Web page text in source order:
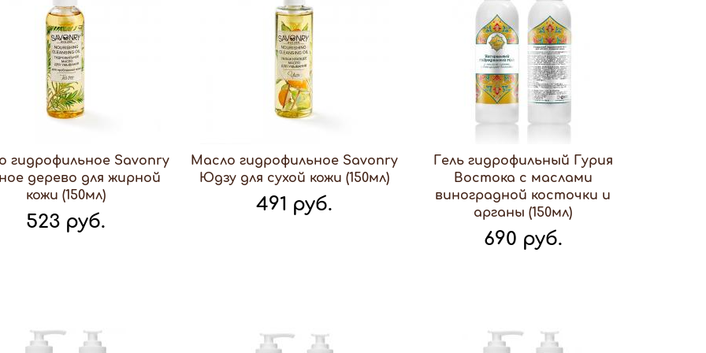
гидрофильное Savonry
дерево для жирной
кожи (150мл)
523 руб.
Масло гидрофильное Savonry
Юдзу для сухой кожи (150мл)
491 руб.
Гель гидрофильный Гурия
Востока с маслами
виноградной косточки и
арганы (150мл)
690 руб.